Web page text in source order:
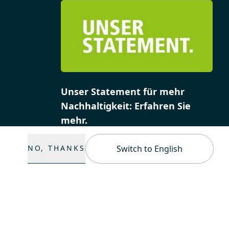
Unser Statement für mehr
Nachhaltigkeit: Erfahren Sie
mehr.
NO, THANKS Switch to English